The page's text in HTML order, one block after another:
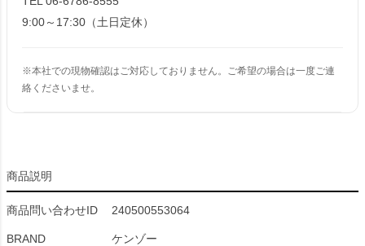
9:00～17:30（土日定休）
※本社での現物確認はご対応しておりません。ご希望の場合は一度ご連
絡くださいませ。
商品説明
商品問い合わせID 240500553064
BRAND ケンゾー